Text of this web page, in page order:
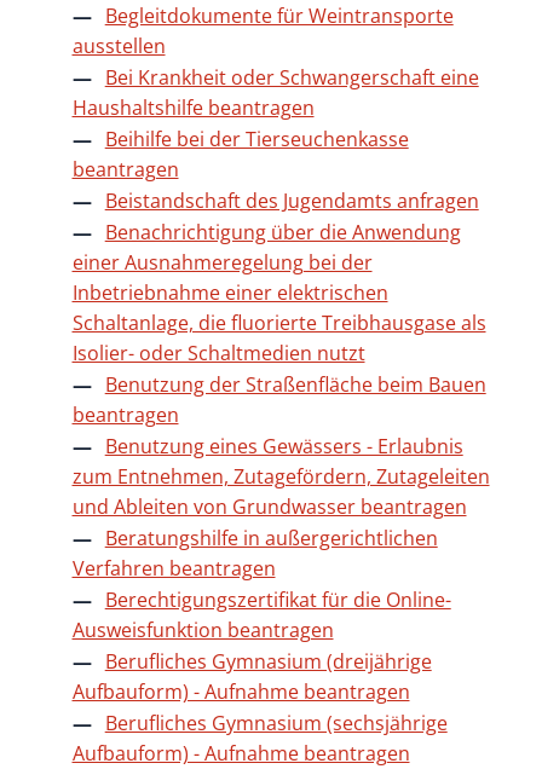
Begleitdokumente für Weintransporte
ausstellen
Bei Krankheit oder Schwangerschaft eine
Haushaltshilfe beantragen
Beihilfe bei der Tierseuchenkasse
beantragen
Beistandschaft des Jugendamts anfragen
Benachrichtigung über die Anwendung
einer Ausnahmeregelung bei der
Inbetriebnahme einer elektrischen
Schaltanlage, die fluorierte Treibhausgase als
Isolier- oder Schaltmedien nutzt
Benutzung der Straßenfläche beim Bauen
beantragen
Benutzung eines Gewässers - Erlaubnis
zum Entnehmen, Zutagefördern, Zutageleiten
und Ableiten von Grundwasser beantragen
Beratungshilfe in außergerichtlichen
Verfahren beantragen
Berechtigungszertifikat für die Online-
Ausweisfunktion beantragen
Berufliches Gymnasium (dreijährige
Aufbauform) - Aufnahme beantragen
Berufliches Gymnasium (sechsjährige
Aufbauform) - Aufnahme beantragen